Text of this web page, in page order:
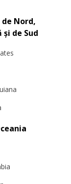
Nord,
de Sud